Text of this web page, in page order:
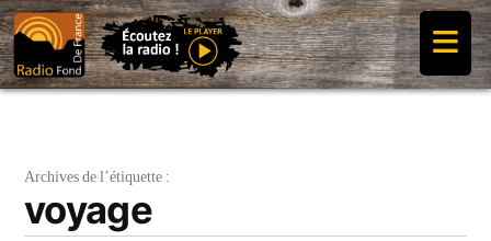
Aller
au
contenu
≡
Archives de l’étiquette :
voyage